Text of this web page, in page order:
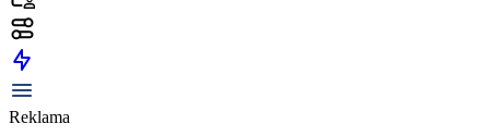
Reklama